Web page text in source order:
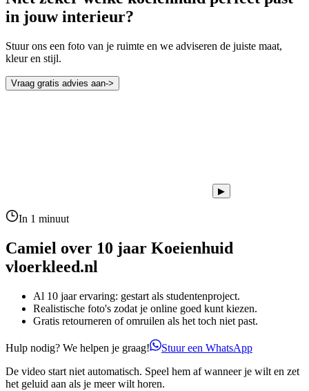
in jouw interieur?
Stuur ons een foto van je ruimte en we adviseren de juiste maat,
kleur en stijl.
Vraag gratis advies aan->
▶
In 1 minuut
Camiel over 10 jaar Koeienhuid
vloerkleed.nl
Al 10 jaar ervaring: gestart als studentenproject.
Realistische foto's zodat je online goed kunt kiezen.
Gratis retourneren of omruilen als het toch niet past.
Hulp nodig? We helpen je graag!
Stuur een WhatsApp
De video start niet automatisch. Speel hem af wanneer je wilt en zet
het geluid aan als je meer wilt horen.